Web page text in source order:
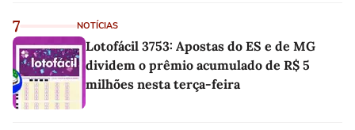
7 NOTÍCIAS
Lotofácil 3753: Apostas do ES e de MG
dividem o prêmio acumulado de R$ 5
milhões nesta terça-feira